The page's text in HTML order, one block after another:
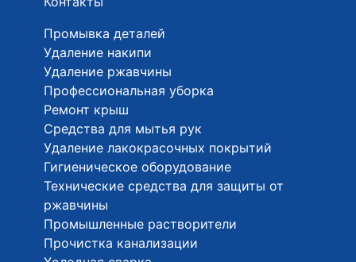
Промывка деталей
Удаление накипи
Удаление ржавчины
Профессиональная уборка
Ремонт крыш
Средства для мытья рук
Удаление лакокрасочных покрытий
Гигиеническое оборудование
Технические средства для защиты от
ржавчины
Промышленные растворители
Прочистка канализации